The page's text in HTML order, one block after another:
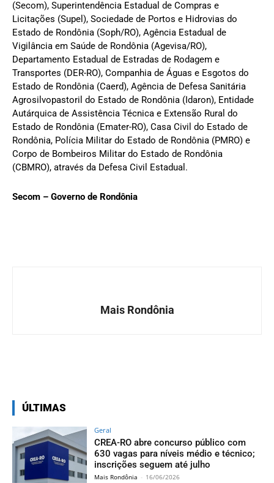
(Secom), Superintendência Estadual de Compras e
Licitações (Supel), Sociedade de Portos e Hidrovias do
Estado de Rondônia (Soph/RO), Agência Estadual de
Vigilância em Saúde de Rondônia (Agevisa/RO),
Departamento Estadual de Estradas de Rodagem e
Transportes (DER-RO), Companhia de Águas e Esgotos do
Estado de Rondônia (Caerd), Agência de Defesa Sanitária
Agrosilvopastoril do Estado de Rondônia (Idaron), Entidade
Autárquica de Assistência Técnica e Extensão Rural do
Estado de Rondônia (Emater-RO), Casa Civil do Estado de
Rondônia, Polícia Militar do Estado de Rondônia (PMRO) e
Corpo de Bombeiros Militar do Estado de Rondônia
(CBMRO), através da Defesa Civil Estadual.
Secom – Governo de Rondônia
Mais Rondônia
ÚLTIMAS
Geral
CREA-RO abre concurso público com
630 vagas para níveis médio e técnico;
inscrições seguem até julho
Mais Rondônia - 16/06/2026